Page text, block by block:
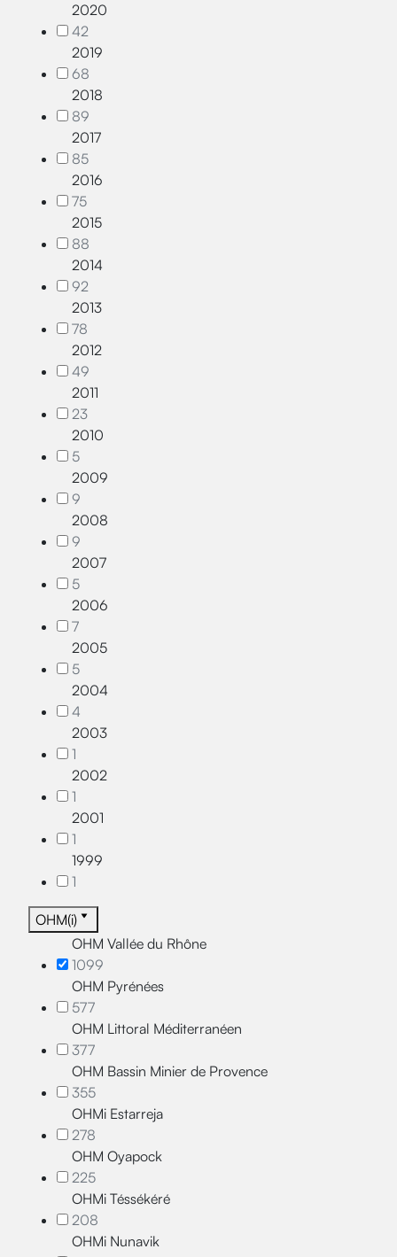
2020
42
2019
68
2018
89
2017
85
2016
75
2015
88
2014
92
2013
78
2012
49
2011
23
2010
5
2009
9
2008
9
2007
5
2006
7
2005
5
2004
4
2003
1
2002
1
2001
1
1999
1
OHM(i)
OHM Vallée du Rhône
1099
OHM Pyrénées
577
OHM Littoral Méditerranéen
377
OHM Bassin Minier de Provence
355
OHMi Estarreja
278
OHM Oyapock
225
OHMi Téssékéré
208
OHMi Nunavik